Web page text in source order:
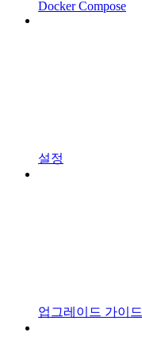
Docker Compose
설정
업그레이드 가이드